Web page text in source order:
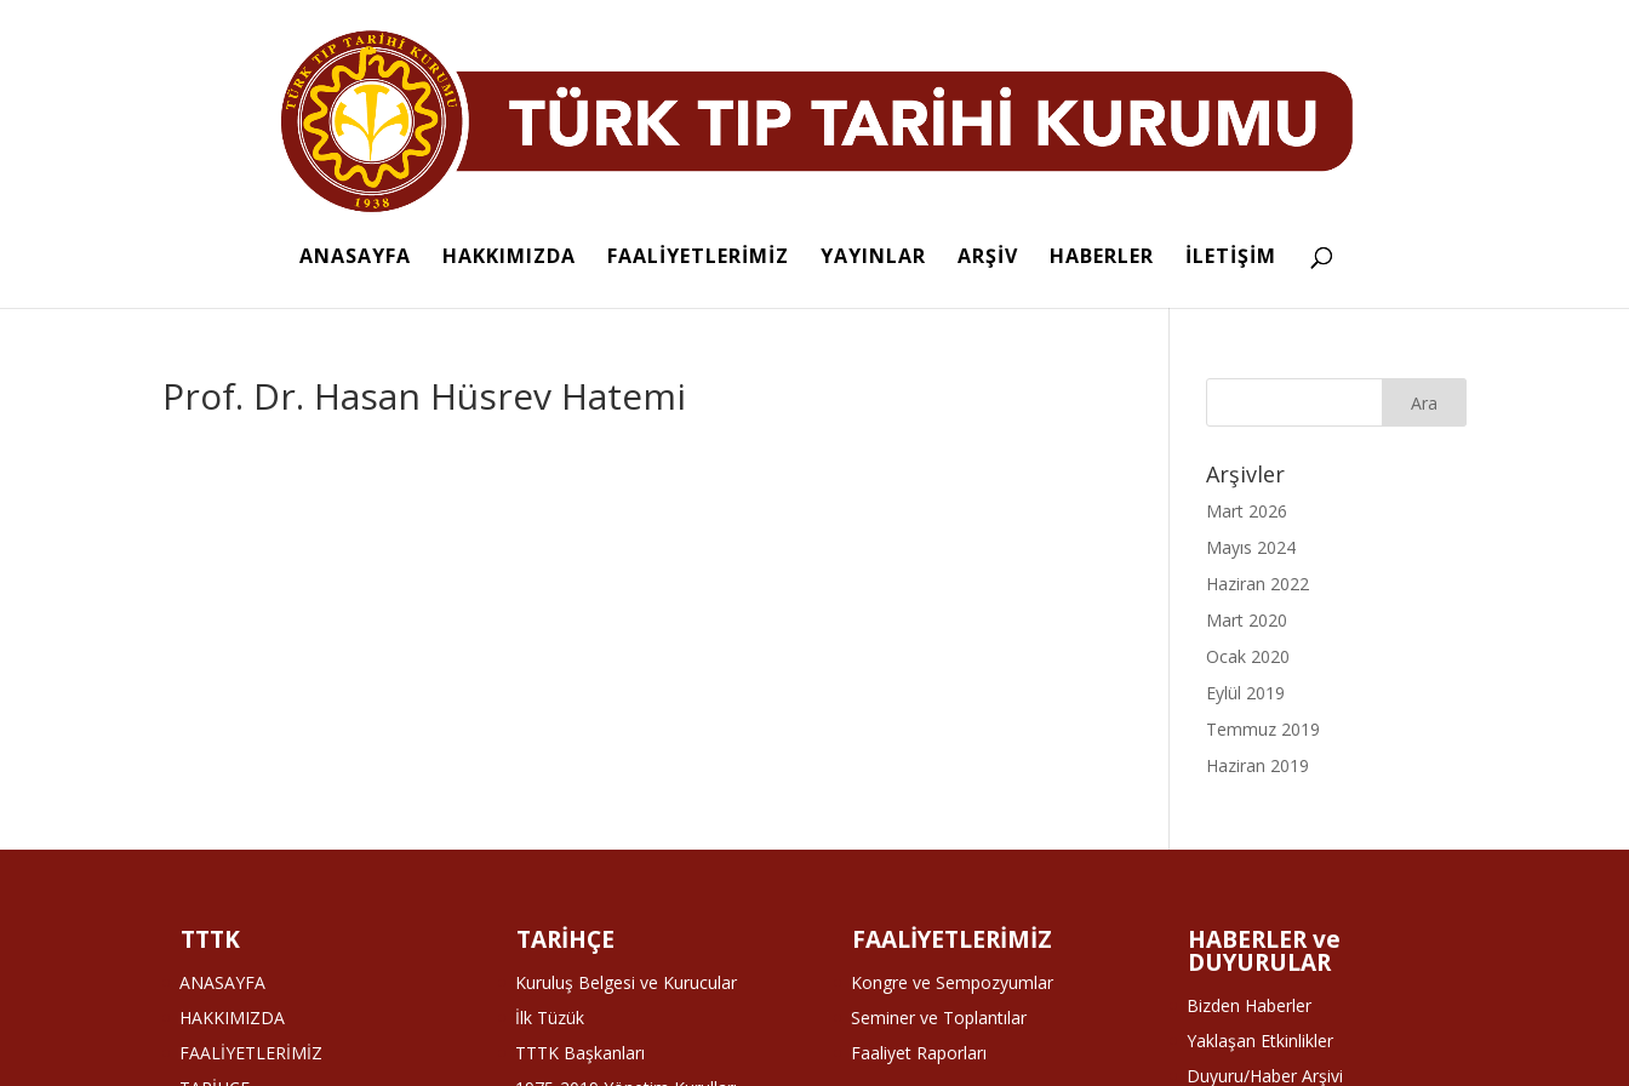
ANASAYFA HAKKIMIZDA FAALİYETLERİMİZ YAYINLAR ARŞİV HABERLER İLETİŞİM
Prof. Dr. Hasan Hüsrev Hatemi
Arşivler
Mart 2026
Mayıs 2024
Haziran 2022
Mart 2020
Ocak 2020
Eylül 2019
Temmuz 2019
Haziran 2019
TTTK
ANASAYFA
HAKKIMIZDA
FAALİYETLERİMİZ
TARİHÇE
Kuruluş Belgesi ve Kurucular
İlk Tüzük
TTTK Başkanları
FAALİYETLERİMİZ
Kongre ve Sempozyumlar
Seminer ve Toplantılar
Faaliyet Raporları
HABERLER ve
DUYURULAR
Bizden Haberler
Yaklaşan Etkinlikler
Duyuru/Haber Arşivi